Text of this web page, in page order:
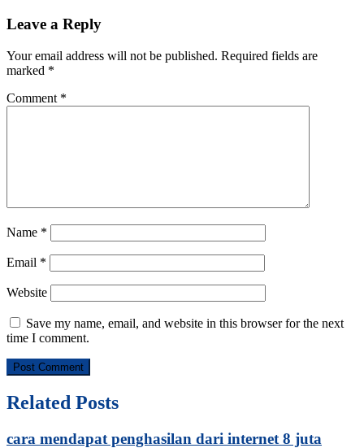
Leave a Reply
Your email address will not be published. Required fields are
marked *
Comment *
Name *
Email *
Website
Save my name, email, and website in this browser for the next
time I comment.
Related Posts
cara mendapat penghasilan dari internet 8 juta